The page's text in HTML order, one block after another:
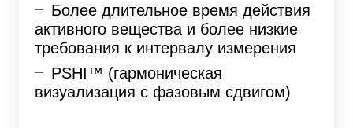
Более длительное время действия
активного вещества и более низкие
требования к интервалу измерения
PSHI™ (гармоническая
визуализация с фазовым сдвигом)